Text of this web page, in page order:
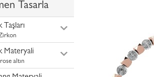
Tasarla
Taşları
Materyali
altın